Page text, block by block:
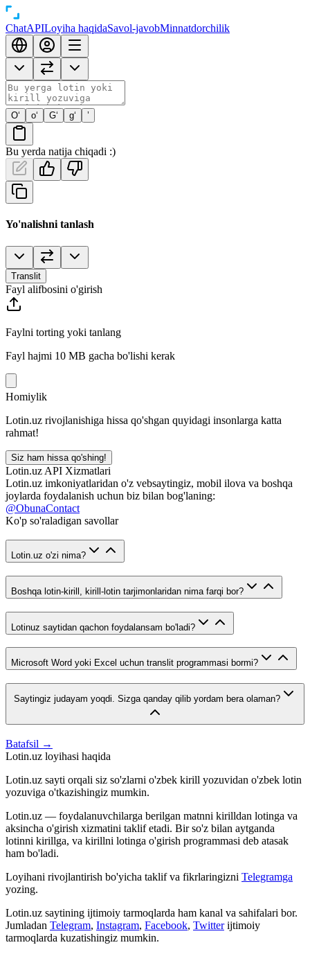
ChatAPILoyiha haqidaSavol-javobMinnatdorchilik
O‘ o‘ G‘ g‘ ’
Bu yerda natija chiqadi :)
Yo'nalishni tanlash
Translit
Fayl alifbosini o'girish
Faylni torting yoki tanlang
Fayl hajmi 10 MB gacha bo'lishi kerak
Homiylik
Lotin.uz rivojlanishiga hissa qo'shgan quyidagi insonlarga katta
rahmat!
Siz ham hissa qo'shing!
Lotin.uz API Xizmatlari
Lotin.uz imkoniyatlaridan o'z vebsaytingiz, mobil ilova va boshqa
joylarda foydalanish uchun biz bilan bog'laning:
@ObunaContact
Ko'p so'raladigan savollar
Lotin.uz o'zi nima?
Boshqa lotin-kirill, kirill-lotin tarjimonlaridan nima farqi bor?
Lotinuz saytidan qachon foydalansam bo'ladi?
Microsoft Word yoki Excel uchun translit programmasi bormi?
Saytingiz judayam yoqdi. Sizga qanday qilib yordam bera olaman?
Batafsil →
Lotin.uz loyihasi haqida
Lotin.uz sayti orqali siz so'zlarni o'zbek kirill yozuvidan o'zbek lotin
yozuviga o'tkazishingiz mumkin.
Lotin.uz — foydalanuvchilarga berilgan matnni kirilldan lotinga va
aksincha o'girish xizmatini taklif etadi. Bir so'z bilan aytganda
lotinni kirillga, va kirillni lotinga o'girish programmasi deb atasak
ham bo'ladi.
Loyihani rivojlantirish bo'yicha taklif va fikrlaringizni Telegramga
yozing.
Lotin.uz saytining ijtimoiy tarmoqlarda ham kanal va sahifalari bor.
Jumladan Telegram, Instagram, Facebook, Twitter ijtimoiy
tarmoqlarda kuzatishingiz mumkin.